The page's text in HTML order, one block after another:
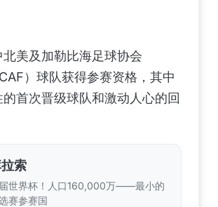
美及加勒比海足球协会
）球队获得参赛资格，其中
首次晋级球队和激动人心的回
索
世界杯！人口160,000万——最小的
赛参赛国